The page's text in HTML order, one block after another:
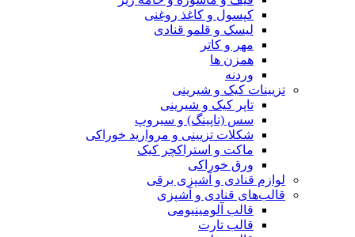
کپسول و کاغذ روغنی
لیسک و قلمو قنادی
مهر و کاتر
همزن ها
وردنه
تزیینات کیک و شیرینی
تاپر کیک و شیرینی
سس (تاپینگ) و سیروپ
شکلات تزیینی و مروارید خوراکی
ماکت و استراکچر کیک
ورق خوراکی
لوازم قنادی و آشپزی برقی
قالب‌های قنادی و آشپزی
قالب آلومینیومی
قالب تارت